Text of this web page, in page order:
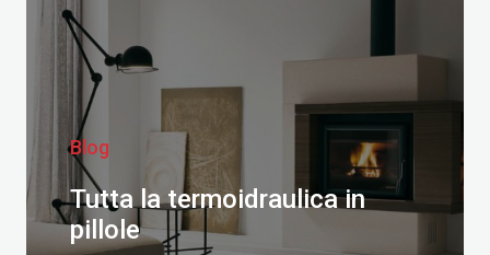
Blog
Tutta la termoidraulica in
pillole